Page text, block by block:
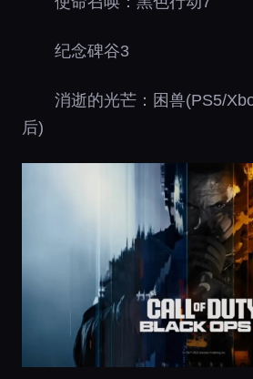
纪念碑谷3
消逝的光芒：困兽(PS5/
后)